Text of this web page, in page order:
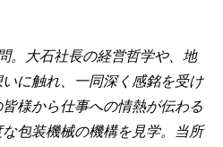
。大石社長の経営哲学や、地
に触れ、一同深く感銘を受け
様から仕事への情熱が伝わる
包装機械の機構を見学。当所